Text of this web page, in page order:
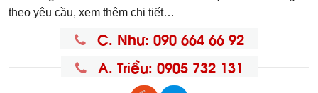
theo yêu cầu, xem thêm chi tiết…
C. Như: 090 664 66 92
A. Triều: 0905 732 131